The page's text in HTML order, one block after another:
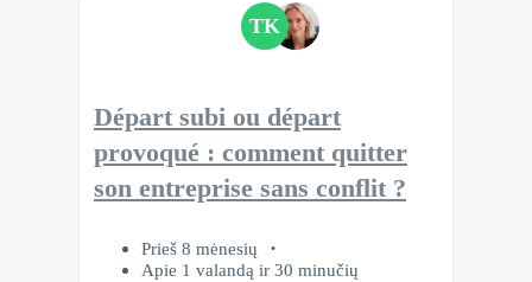
TK
Départ subi ou départ
provoqué : comment quitter
son entreprise sans conflit ?
Prieš 8 mėnesių
Apie 1 valandą ir 30 minučių